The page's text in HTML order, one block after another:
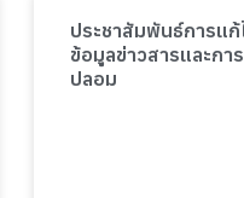
ประชาสัมพันธ์การแ
ข้อมูลข่าวสารและกา
ปลอม